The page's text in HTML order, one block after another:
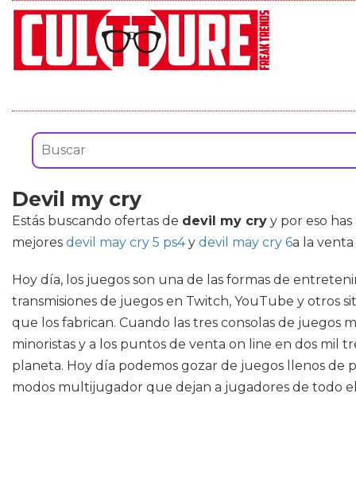
Devil my cry
Estás buscando ofertas de devil my cry y por eso
mejores devil may cry 5 ps4y devil may cry 6a la
Hoy día, los juegos son una de las formas de
transmisiones de juegos en Twitch, YouTube y otros
que los fabrican. Cuando las tres consolas de juegos
minoristas y a los puntos de venta on line en dos mil
planeta. Hoy día podemos gozar de juegos llenos de
modos multijugador que dejan a jugadores de todo